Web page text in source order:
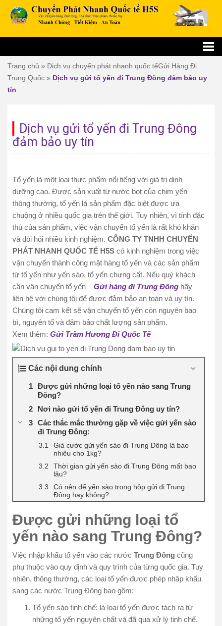
Trang chủ » Dịch vụ chuyển phát nhanh quốc tếGửi Hàng Đi
Trung Quốc » Dịch vụ gửi tổ yến đi Trung Đông đảm bảo uy
tín
Dịch vụ gửi tổ yến đi Trung Đông
đảm bảo uy tín
Tổ yến là một loại thực phẩm nổi tiếng với giá trị dinh
dưỡng cao. Được sản xuất từ nước bọt của chim yến
thông thường, tổ yến là sản phẩm đặc biệt được ưa
chuộng ở nhiều quốc gia trên thế giới. Tuy nhiên, vì tính đặc
thù của sản phẩm, việc vận chuyển tổ yến là rất khó khăn
và đòi hỏi nhiều kinh nghiệm. CÔNG TY TNHH CHUYỂN
PHÁT NHANH QUỐC TẾ H5S có kinh nghiệm trong việc
vận chuyển thành công mặt hàng tổ yến và các sản phẩm
từ tổ yến như yến sào, tổ yến chưng cất. Nếu quý khách
cần vận chuyển tổ yến –Gửi hàng đi Trung Đông hãy
liên hệ với chúng tôi để được đảm bảo an toàn và uy tín.
Chúng tôi cam kết sẽ vận chuyển tổ yến còn nguyên bao
bì, nguyên tổ và đảm bảo chất lượng sản phẩm.
Xem thêm: Gửi Trầm Hương Đi Quốc Tế
Các nội dung chính
Được gửi những loại tổ yến nào sang Trung
Đông?
Nơi nào gửi tổ yến đi Trung Đông uy tín?
Các thắc mắc thường gặp về việc gửi yến sào
đi Trung Đông:
Giá cước gửi yến sào đi Trung Đông là bao
nhiêu cho 1kg?
Thời gian gửi yến sào đi Trung Đông mất bao
lâu?
Có nên để yến sào trong hộp gửi đi Trung
Đông hay không?
Được gửi những loại tổ
yến nào sang Trung Đông?
Việc nhập khẩu tổ yến vào các nước Trung Đông cũng
phụ thuộc vào quy định và quy trình của từng quốc gia. Tuy
nhiên, thông thường, các loại tổ yến được phép nhập khẩu
sang các nước Trung Đông bao gồm:
Tổ yến sào tinh chế: là loại tổ yến được tách ra từ
những tổ yến nguyên chất và đã qua xử lý tinh chế.